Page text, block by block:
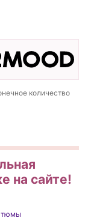
количество
на сайте!